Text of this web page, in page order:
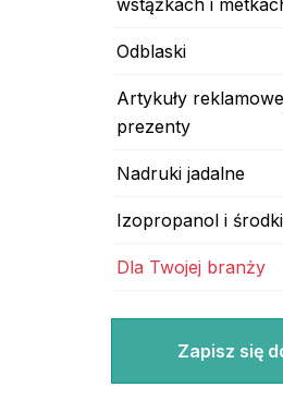
Odblaski
Artykuły
prezenty
Nadruki jadalne
Izopropanol i
Dla Twojej branży
Zapisz się